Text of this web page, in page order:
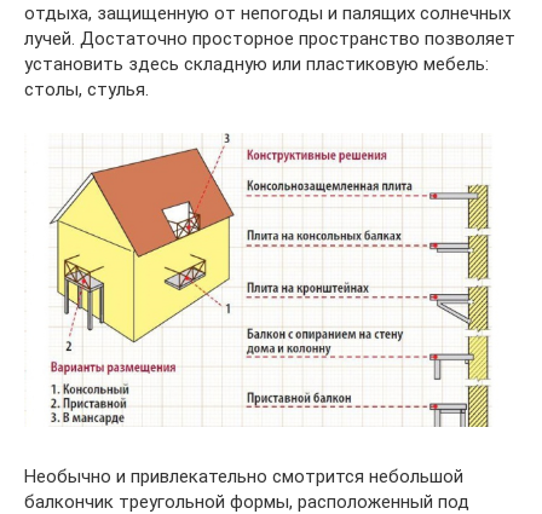
отдыха, защищенную от непогоды и палящих солнечных
лучей. Достаточно просторное пространство позволяет
установить здесь складную или пластиковую мебель:
столы, стулья.
Необычно и привлекательно смотрится небольшой
балкончик треугольной формы, расположенный под